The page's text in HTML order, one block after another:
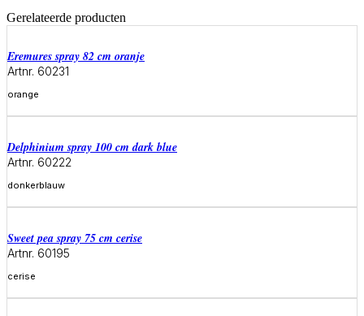
Gerelateerde producten
eremures spray 82 cm oranje
Artnr. 60231
orange
Meer informatie
delphinium spray 100 cm dark blue
Artnr. 60222
donkerblauw
sweet pea spray 75 cm cerise
Artnr. 60195
cerise